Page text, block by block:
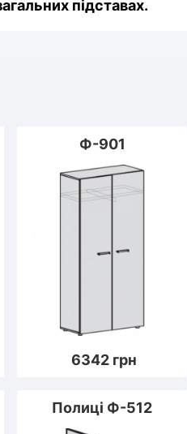
підставах.
Ф-901
6342 грн
Полиці Ф-512